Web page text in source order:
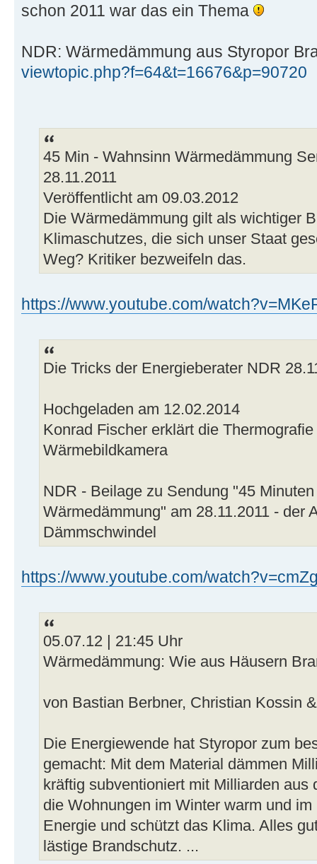
schon 2011 war das ein Thema
NDR: Wärmedämmung aus Styropor
viewtopic.php?f=64&t=16676&p=90720
45 Min - Wahnsinn Wärmedämmung
28.11.2011
Veröffentlicht am 09.03.2012
Die Wärmedämmung gilt als wichtiger
Klimaschutzes, die sich unser Staat
Weg? Kritiker bezweifeln das.
https://www.youtube.com/
Die Tricks der Energieberater NDR
Hochgeladen am 12.02.2014
Konrad Fischer erklärt die
Wärmebildkamera
NDR - Beilage zu Sendung "45
Wärmedämmung" am 28.11.2011 - der
Dämmschwindel
https://www.youtube.com/
05.07.12 | 21:45 Uhr
Wärmedämmung: Wie aus Häusern
von Bastian Berbner, Christian Kossin
Die Energiewende hat Styropor zum
gemacht: Mit dem Material dämmen
kräftig subventioniert mit Milliarden aus
die Wohnungen im Winter warm und
Energie und schützt das Klima. Alles
lästige Brandschutz. ...